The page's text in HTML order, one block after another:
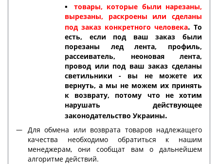
▪️ товары, которые были нарезаны,
вырезаны, раскроены или сделаны
под заказ конкретного человека. То
есть, если под ваш заказ были
порезаны лед лента, профиль,
рассеиватель, неоновая лента,
провод или под ваш заказ сделаны
светильники - вы не можете их
вернуть, а мы не можем их принять
к возврату, потому что не хотим
нарушать действующее
законодательство Украины.
Для обмена или возврата товаров надлежащего
качества необходимо обратиться к нашим
менеджерам, они сообщат вам о дальнейшем
алгоритме действий.